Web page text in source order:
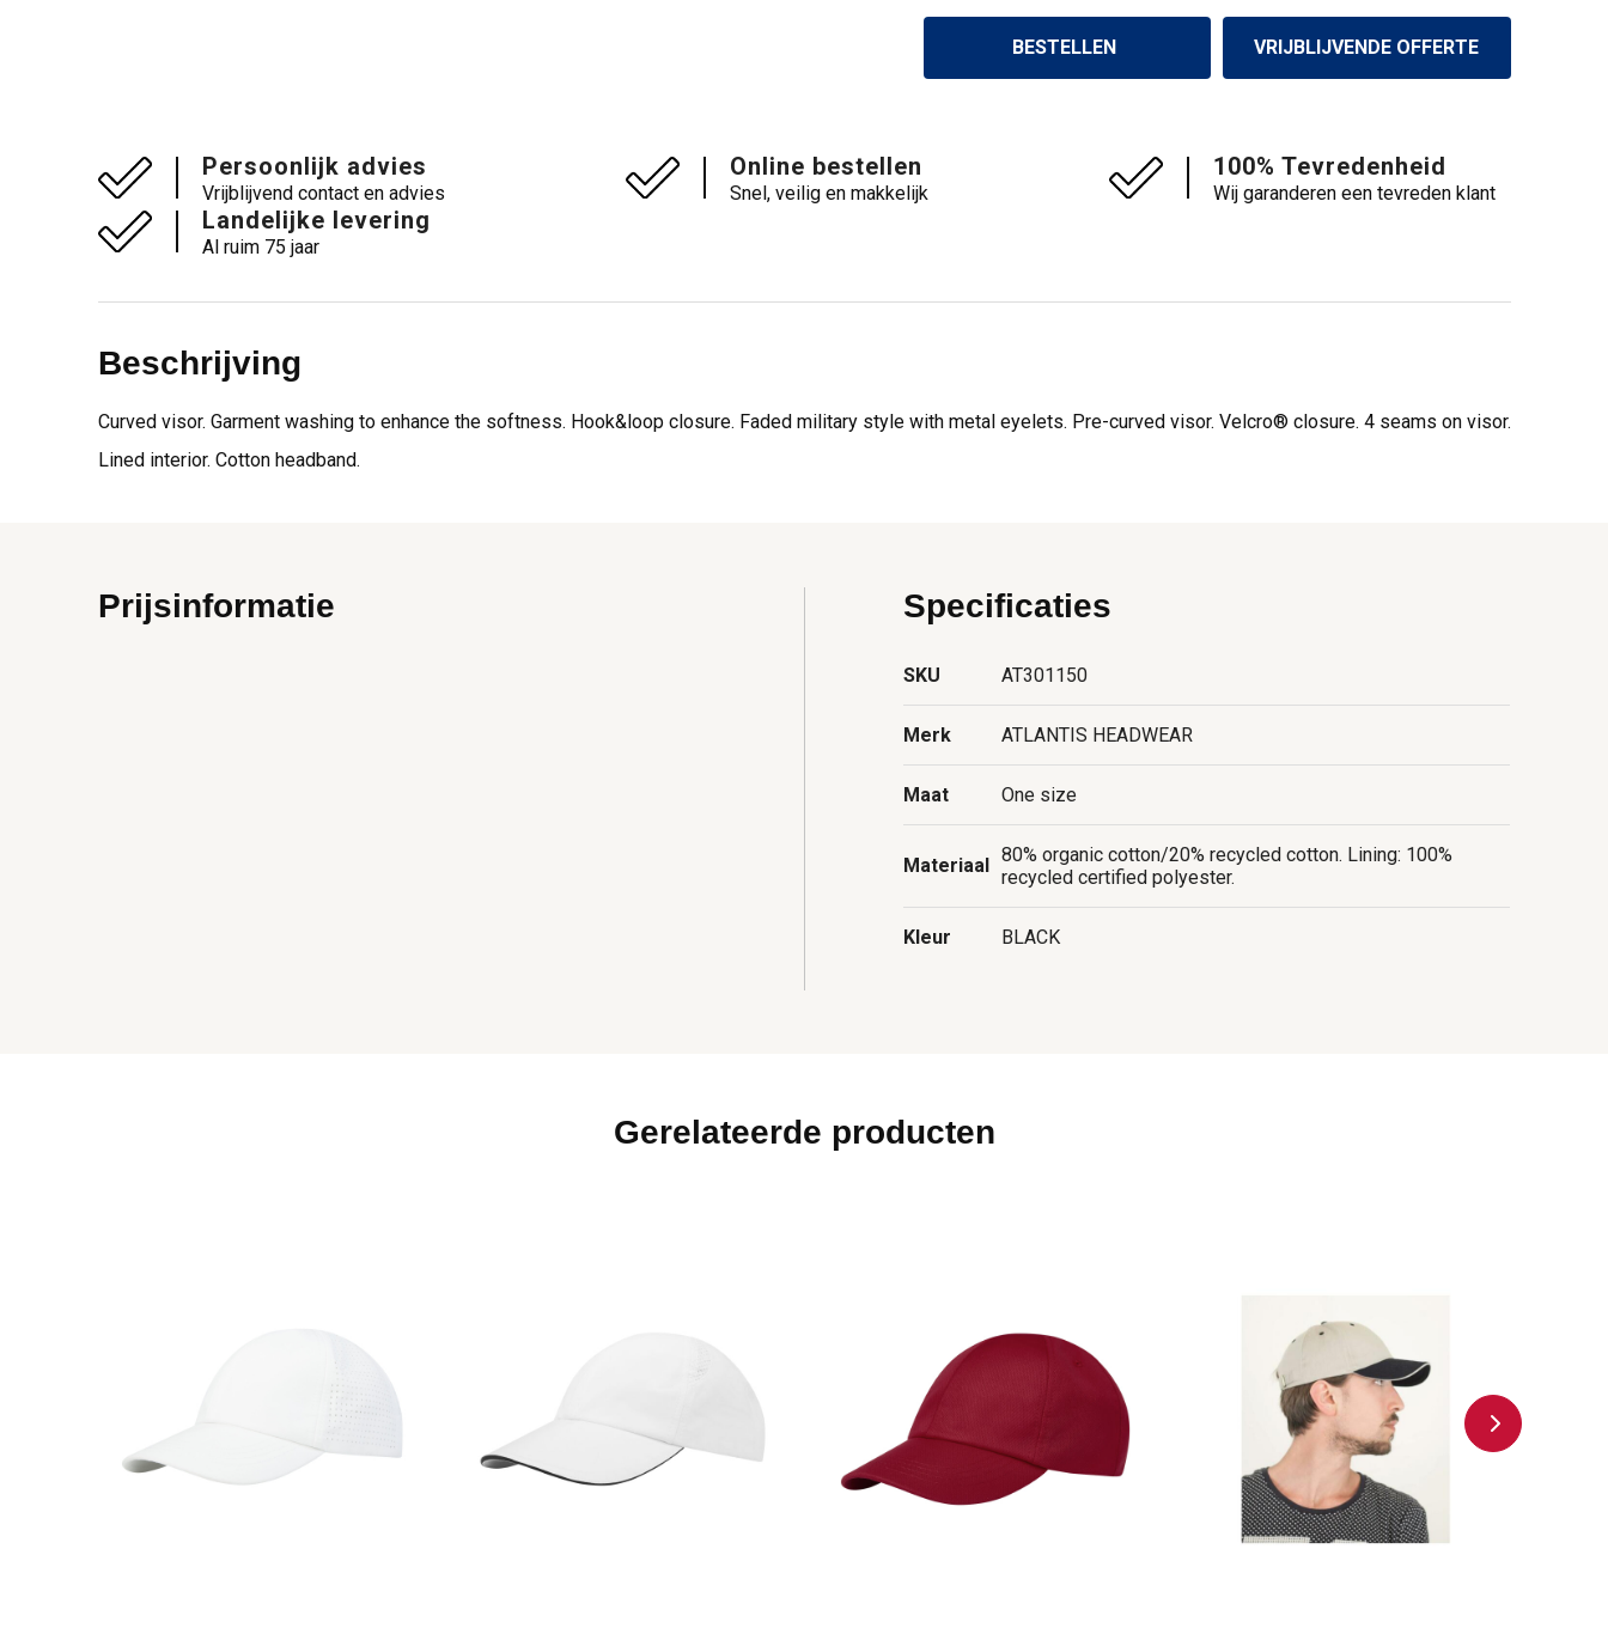
BESTELLEN VRIJBLIJVENDE OFFERTE
Persoonlijk advies
Vrijblijvend contact en advies
Online bestellen
Snel, veilig en makkelijk
100% Tevredenheid
Wij garanderen een tevreden klant
Landelijke levering
Al ruim 75 jaar
Beschrijving
Curved visor. Garment washing to enhance the softness. Hook&loop closure. Faded military style with metal eyelets. Pre-curved visor. Velcro® closure. 4 seams on visor.
Lined interior. Cotton headband.
Prijsinformatie Specificaties
SKU AT301150
Merk ATLANTIS HEADWEAR
Maat One size
Materiaal 80% organic cotton/20% recycled cotton. Lining: 100%
recycled certified polyester.
Kleur BLACK
Gerelateerde producten